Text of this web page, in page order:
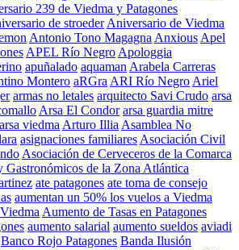
239 de Viedma y Patagones
de stroeder Aniversario de Viedma
Antonio Tono Magagna Anxious Apel
APEL Río Negro Apologgia
apuñalado aquaman Arabela Carreras
Montero aRGra ARI Río Negro Ariel
armas no letales arquitecto Savi Crudo arsa
Arsa El Condor arsa guardia mitre
arsa viedma Arturo Illia Asamblea No
asignaciones familiares Asociación Civil
Asociación de Cerveceros de la Comarca
Gastronómicos de la Zona Atlántica
ate patagones ate toma de consejo
aumentan un 50% los vuelos a Viedma
Aumento de Tasas en Patagones
aumento salarial aumento sueldos aviadi
Banco Rojo Patagones Banda Ilusión